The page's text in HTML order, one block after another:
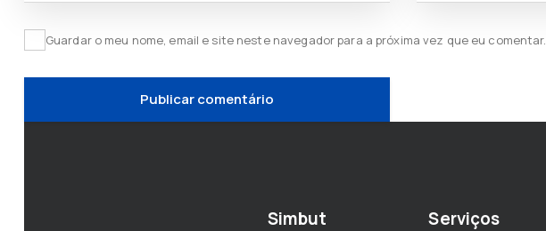
Guardar o meu nome, email e site neste navegador para a próxima vez que eu comentar.
Simbut Serviços